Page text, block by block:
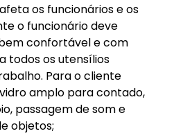
os funcionários e os
o funcionário deve
confortável e com
todos os utensílios
Para o cliente
amplo para contado,
passagem de som e
objetos;